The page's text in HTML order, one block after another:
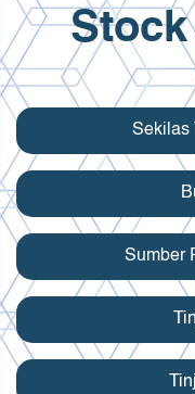
Sekilas
Sumber